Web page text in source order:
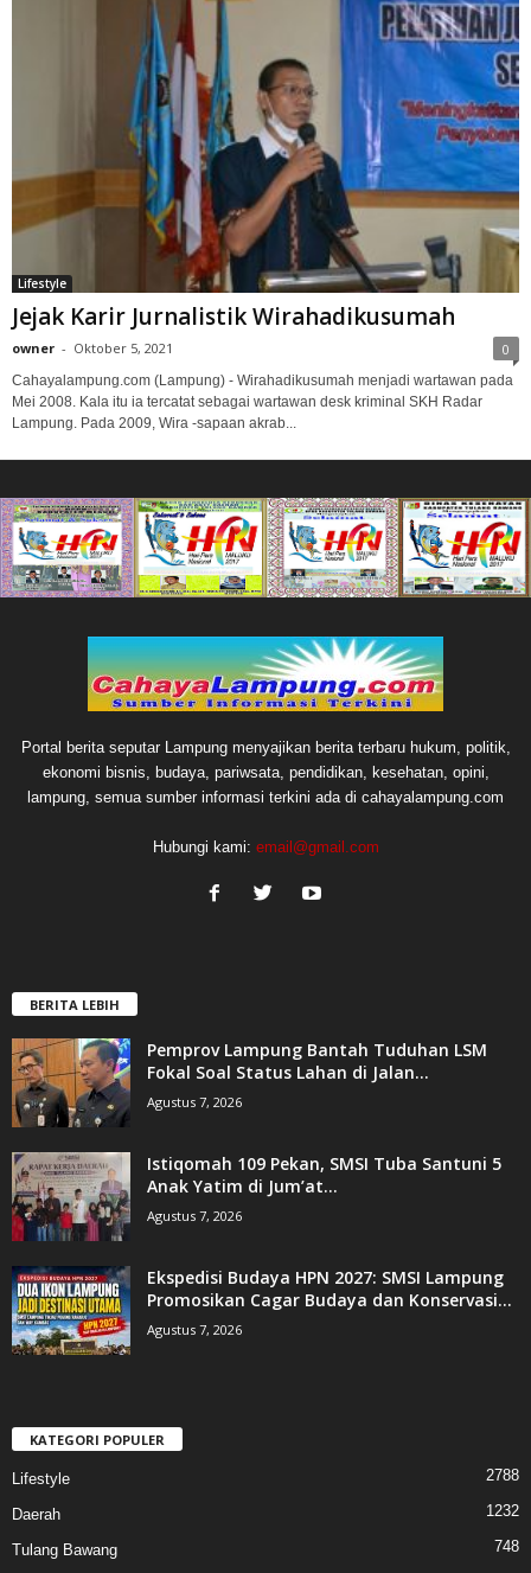
Lifestyle
Jejak Karir Jurnalistik Wirahadikusumah
owner - Oktober 5, 2021 0
Cahayalampung.com (Lampung) - Wirahadikusumah menjadi wartawan pada
Mei 2008. Kala itu ia tercatat sebagai wartawan desk kriminal SKH Radar
Lampung. Pada 2009, Wira -sapaan akrab...
Portal berita seputar Lampung menyajikan berita terbaru hukum, politik,
ekonomi bisnis, budaya, pariwsata, pendidikan, kesehatan, opini,
lampung, semua sumber informasi terkini ada di cahayalampung.com
Hubungi kami: email@gmail.com
BERITA LEBIH
Pemprov Lampung Bantah Tuduhan LSM
Fokal Soal Status Lahan di Jalan...
Agustus 7, 2026
Istiqomah 109 Pekan, SMSI Tuba Santuni 5
Anak Yatim di Jum’at...
Agustus 7, 2026
Ekspedisi Budaya HPN 2027: SMSI Lampung
Promosikan Cagar Budaya dan Konservasi...
Agustus 7, 2026
KATEGORI POPULER
Lifestyle 2788
Daerah 1232
Tulang Bawang
748